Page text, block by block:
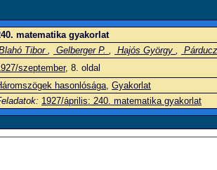
matematika gyakorlat
Tibor , Gelberger P. , Hajós György ,
szeptember, 8. oldal
hasonlósága, Gyakorlat
1927/április: 240. matematika gyakorlat